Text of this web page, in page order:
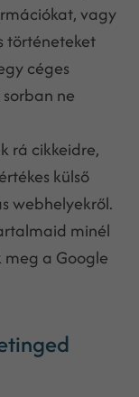
vagy
történeteket
céges
ne
rá cikkeidre,
külső
webhelyekről.
minél
a Google